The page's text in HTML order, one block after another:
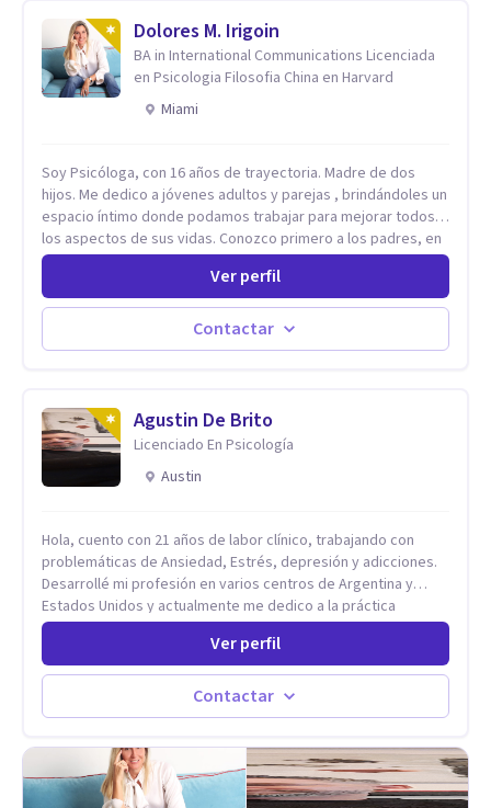
Dolores M. Irigoin
BA in International Communications Licenciada
en Psicologia Filosofia China en Harvard
Miami
Soy Psicóloga, con 16 años de trayectoria. Madre de dos
hijos. Me dedico a jóvenes adultos y parejas , brindándoles un
espacio íntimo donde podamos trabajar para mejorar todos
los aspectos de sus vidas. Conozco primero a los padres, en
el caso de niños u adolescentes, para luego seguir la terapia
con sus hijos, apuntalándolos en su futuro personal,
universitario y profesional, siempre conteniendo
paralelamente a los padres y brindándoles un espacio de
seguridad. Hago terapia de pareja y adultos con método
Ver perfil
Contactar
Agustin De Brito
Licenciado En Psicología
Austin
Hola, cuento con 21 años de labor clínico, trabajando con
problemáticas de Ansiedad, Estrés, depresión y adicciones.
Desarrollé mi profesión en varios centros de Argentina y
Estados Unidos y actualmente me dedico a la práctica
privada. Utilizo terapias cognitivas conductuales basadas en
evidencia científica con comprobados resultados. Los
objetivos terapéuticos están centrados en brindar
herramientas concretas para el cambio, que permitan
desarrollar nuevas habilidades y estrategias basadas en la
Ver perfil
Contactar